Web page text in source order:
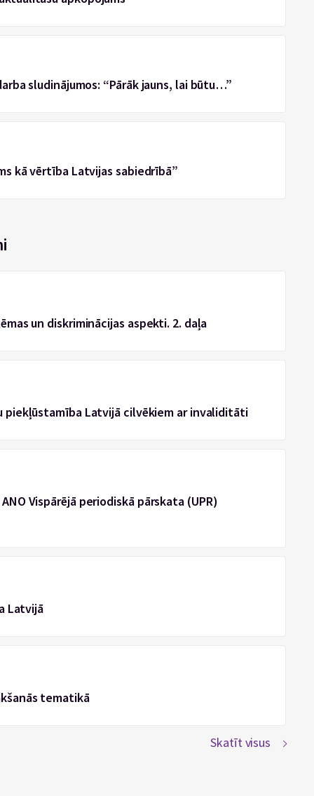
sludinājumos: “Pārāk jauns, lai būtu…”
kā vērtība Latvijas sabiedrībā”
un diskriminācijas aspekti. 2. daļa
piekļūstamība Latvijā cilvēkiem ar invaliditāti
Vispārējā periodiskā pārskata (UPR)
Latvijā
tematikā
Skatīt visus